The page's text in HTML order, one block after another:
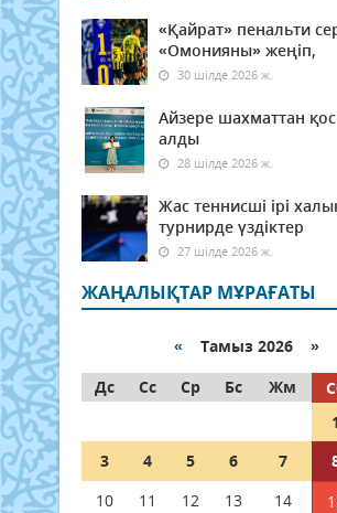
«Қайрат» пенальти
«Омонияны» жеңіп,
30 шілде 2026 ж.
Айзере шахматтан
алды
28 шілде 2026 ж.
Жас теннисші ірі
турнирде үздіктер
27 шілде 2026 ж.
ЖАҢАЛЫҚТАР МҰРАҒАТЫ
« Тамыз 2026 »
Дс
Сс Ср Бс Жм
1
3
4 5 6 7
10
11 12 13 14